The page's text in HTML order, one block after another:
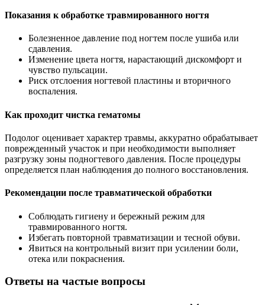
Показания к обработке травмированного ногтя
Болезненное давление под ногтем после ушиба или
сдавления.
Изменение цвета ногтя, нарастающий дискомфорт и
чувство пульсации.
Риск отслоения ногтевой пластины и вторичного
воспаления.
Как проходит чистка гематомы
Подолог оценивает характер травмы, аккуратно обрабатывает
поврежденный участок и при необходимости выполняет
разгрузку зоны подногтевого давления. После процедуры
определяется план наблюдения до полного восстановления.
Рекомендации после травматической обработки
Соблюдать гигиену и бережный режим для
травмированного ногтя.
Избегать повторной травматизации и тесной обуви.
Явиться на контрольный визит при усилении боли,
отека или покраснения.
Ответы на частые вопросы